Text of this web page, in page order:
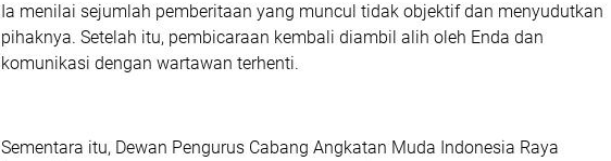
Ia menilai sejumlah pemberitaan yang muncul tidak objektif dan menyudutkan
pihaknya. Setelah itu, pembicaraan kembali diambil alih oleh Enda dan
komunikasi dengan wartawan terhenti.
Sementara itu, Dewan Pengurus Cabang Angkatan Muda Indonesia Raya